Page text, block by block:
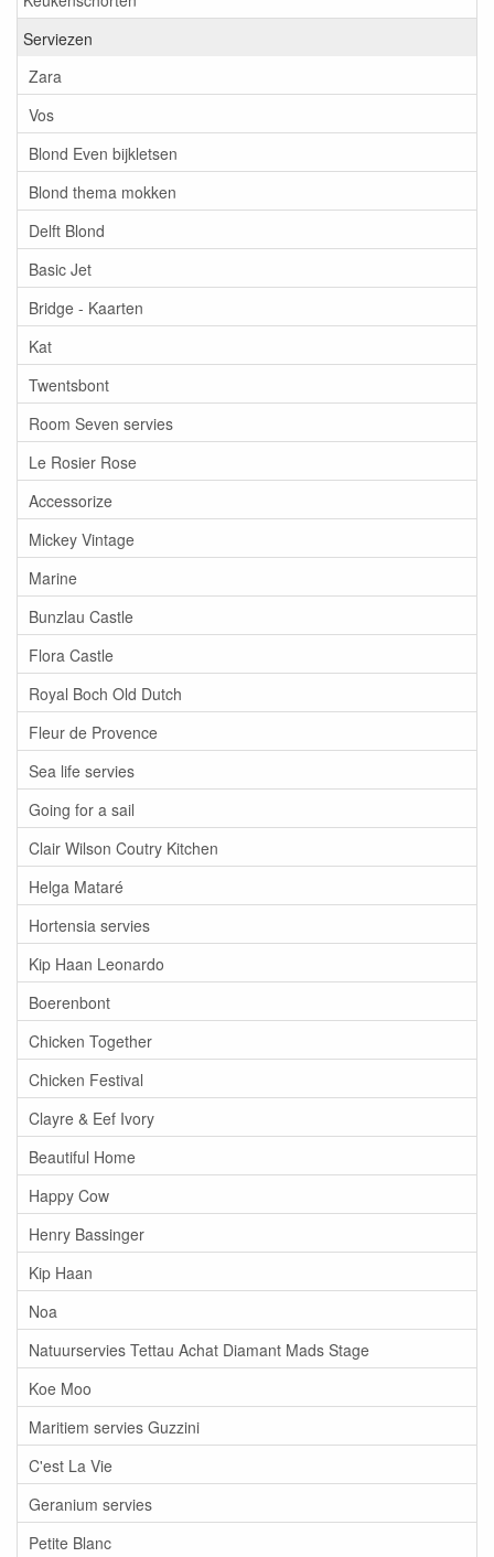
Serviezen
Zara
Vos
Blond Even bijkletsen
Blond thema mokken
Delft Blond
Basic Jet
Bridge - Kaarten
Kat
Twentsbont
Room Seven servies
Le Rosier Rose
Accessorize
Mickey Vintage
Marine
Bunzlau Castle
Flora Castle
Royal Boch Old Dutch
Fleur de Provence
Sea life servies
Going for a sail
Clair Wilson Coutry Kitchen
Helga Mataré
Hortensia servies
Kip Haan Leonardo
Boerenbont
Chicken Together
Chicken Festival
Clayre & Eef Ivory
Beautiful Home
Happy Cow
Henry Bassinger
Kip Haan
Noa
Natuurservies Tettau Achat Diamant Mads Stage
Koe Moo
Maritiem servies Guzzini
C'est La Vie
Geranium servies
Petite Blanc